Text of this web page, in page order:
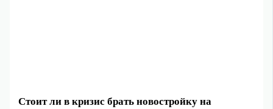
Стоит ли в кризис брать новостройку на